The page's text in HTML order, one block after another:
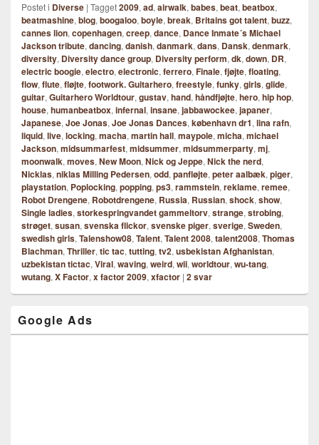
Postet i Diverse | Tagget2009, ad, airwalk, babes, beat, beatbox,
beatmashine, blog, boogaloo, boyle, break, Britains got talent, buzz,
cannes lion, copenhagen, creep, dance, Dance Inmate´s Michael
Jackson tribute, dancing, danish, danmark, dans, Dansk, denmark,
diversity, Diversity dance group, Diversity perform, dk, down, DR,
electric boogie, electro, electronic, ferrero, Finale, fjøjte, floating,
flow, flute, fløjte, footwork. Guitarhero, freestyle, funky, girls, glide,
guitar, Guitarhero Worldtour, gustav, hand, håndfjøjte, hero, hip hop,
house, humanbeatbox, infernal, insane, jabbawockee, japaner,
Japanese, Joe Jonas, Joe Jonas Dances, københavn dr1, lina rafn,
liquid, live, locking, macha, martin hall, maypole, micha, michael
Jackson, midsummarfest, midsummer, midsummerparty, mj,
moonwalk, moves, New Moon, Nick og Jeppe, Nick the nerd,
Nicklas, niklas Milling Pedersen, odd, panfløjte, peter aalbæk, piger,
playstation, Poplocking, popping, ps3, rammstein, reklame, remee,
Robot Drengene, Robotdrengene, Russia, Russian, shock, show,
Single ladies, storkespringvandet gammeltorv, strange, strobing,
strøget, susan, svenska flickor, svenske piger, sverige, Sweden,
swedish girls, Talenshow08, Talent, Talent 2008, talent2008, Thomas
Blachman, Thriller, tic tac, tutting, tv2, usbekistan Afghanistan,
uzbekistan tictac, Viral, waving, weird, wii, worldtour, wu-tang,
wutang, X Factor, x factor 2009, xfactor | 2svar
Google Ads